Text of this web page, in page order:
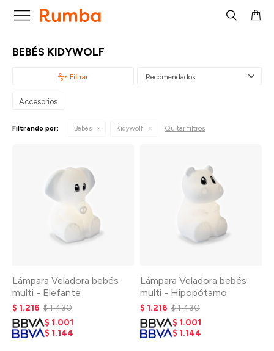

BEBÉS KIDYWOLF
Recomendados
Accesorios
Filtrando por: Bebés Kidywolf Quitar filtros
Lámpara Veladora bebés
multi - Elefante
$ 1.216 $1.430
$ 1.001
$ 1.144
Lámpara Veladora bebés
multi - Hipopótamo
$ 1.216 $1.430
$ 1.001
$ 1.144